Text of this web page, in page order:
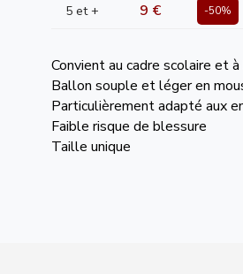
5 et + 9 € -50%
Convient au cadre scolaire et
Ballon souple et léger en
Particulièrement adapté aux
Faible risque de blessure
Taille unique